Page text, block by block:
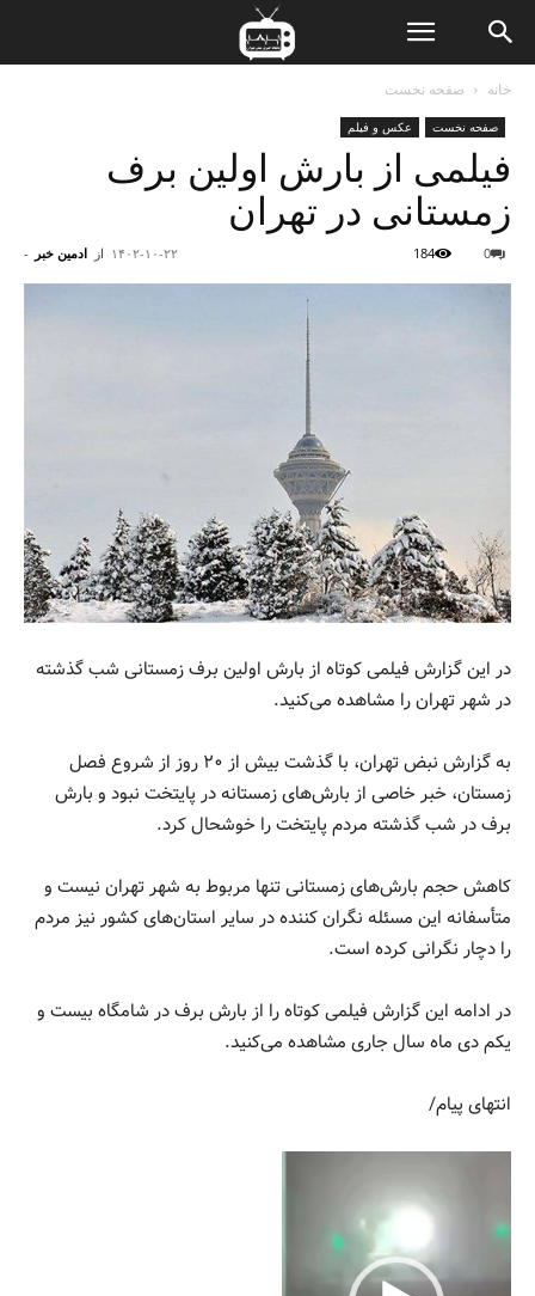
خانه صفحه نخست
صفحه نخست عکس و فیلم
فیلمی از بارش اولین برف
زمستانی در تهران
از ادمین خبر - ۱۴۰۲-۱۰-۲۲ 0
184
در این گزارش فیلمی کوتاه از بارش اولین برف زمستانی شب گذشته
در شهر تهران را مشاهده می‌کنید.
‌به گزارش نبض تهران، با گذشت بیش از ۲۰ روز از شروع فصل
زمستان، خبر خاصی از بارش‌های زمستانه در پایتخت نبود و بارش
برف در شب گذشته مردم پایتخت را خوشحال کرد.
کاهش حجم بارش‌های زمستانی تنها مربوط به شهر تهران نیست و
متأسفانه این مسئله نگران کننده در سایر استان‌های کشور نیز مردم
را دچار نگرانی کرده است.
‌در ادامه این گزارش فیلمی کوتاه را از بارش برف در شامگاه بیست و
یکم دی ماه سال جاری مشاهده می‌کنید.
انتهای پیام/